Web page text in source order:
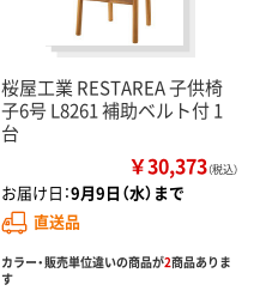
桜屋工業 RESTAREA 子供椅
子6号 L8261 補助ベルト付 1
台
￥30,373（税込）
お届け日：9月9日（水）まで
直送品
カラー・販売単位違いの商品が2商品ありま
す